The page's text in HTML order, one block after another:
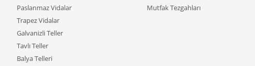
Paslanmaz Vidalar
Trapez Vidalar
Galvanizli Teller
Tavlı Teller
Balya Telleri
Mutfak Tezgahları